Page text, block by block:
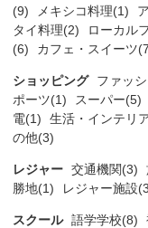
(9)
メキシコ料理(1)
タイ料理(2)
ローカル
(6)
カフェ・スイーツ
ショッピング ファッ
ポーツ(1)
スーパー(5)
電(1)
生活・インテリ
の他(3)
レジャー 交通機関(3)
勝地(1)
レジャー施設
スクール 語学学校(8)